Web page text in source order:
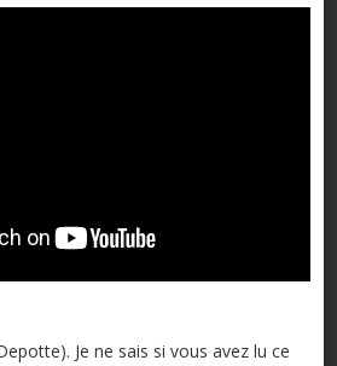
Je ne sais si vous avez lu ce